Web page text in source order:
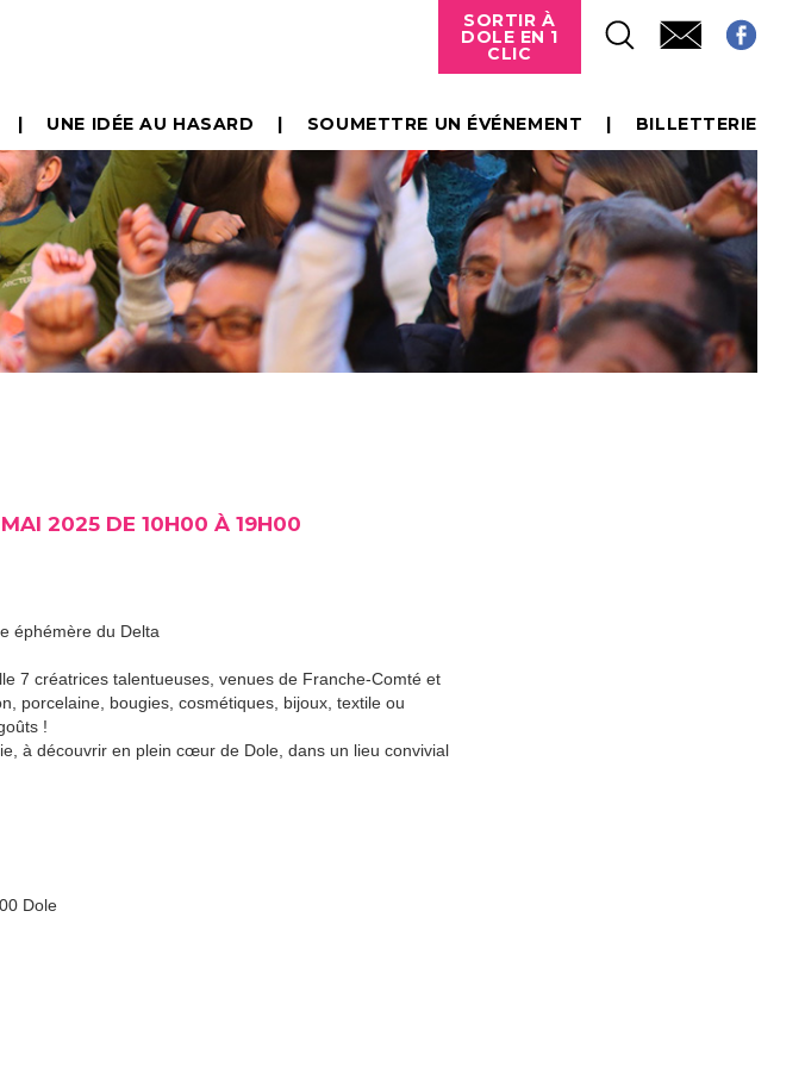
SORTIR À
DOLE EN 1
CLIC
UNE IDÉE AU HASARD SOUMETTRE UN ÉVÉNEMENT BILLETTERIE
2025 DE 10H00 À 19H00
éphémère du Delta
7 créatrices talentueuses, venues de Franche-Comté et
porcelaine, bougies, cosmétiques, bijoux, textile ou
!
à découvrir en plein cœur de Dole, dans un lieu convivial
Dole